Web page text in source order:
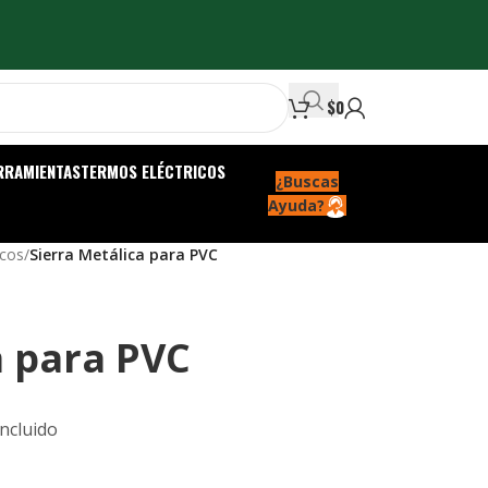
$0
TERMOS ELÉCTRICOS
¿Buscas
Ayuda?
/Sierra Metálica para PVC
PVC